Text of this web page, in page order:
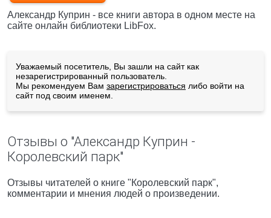
Александр Куприн - все книги автора в одном месте на
сайте онлайн библиотеки LibFox.
Уважаемый посетитель, Вы зашли на сайт как
незарегистрированный пользователь.
Мы рекомендуем Вам зарегистрироваться либо войти на
сайт под своим именем.
Отзывы о "Александр Куприн -
Королевский парк"
Отзывы читателей о книге "Королевский парк",
комментарии и мнения людей о произведении.